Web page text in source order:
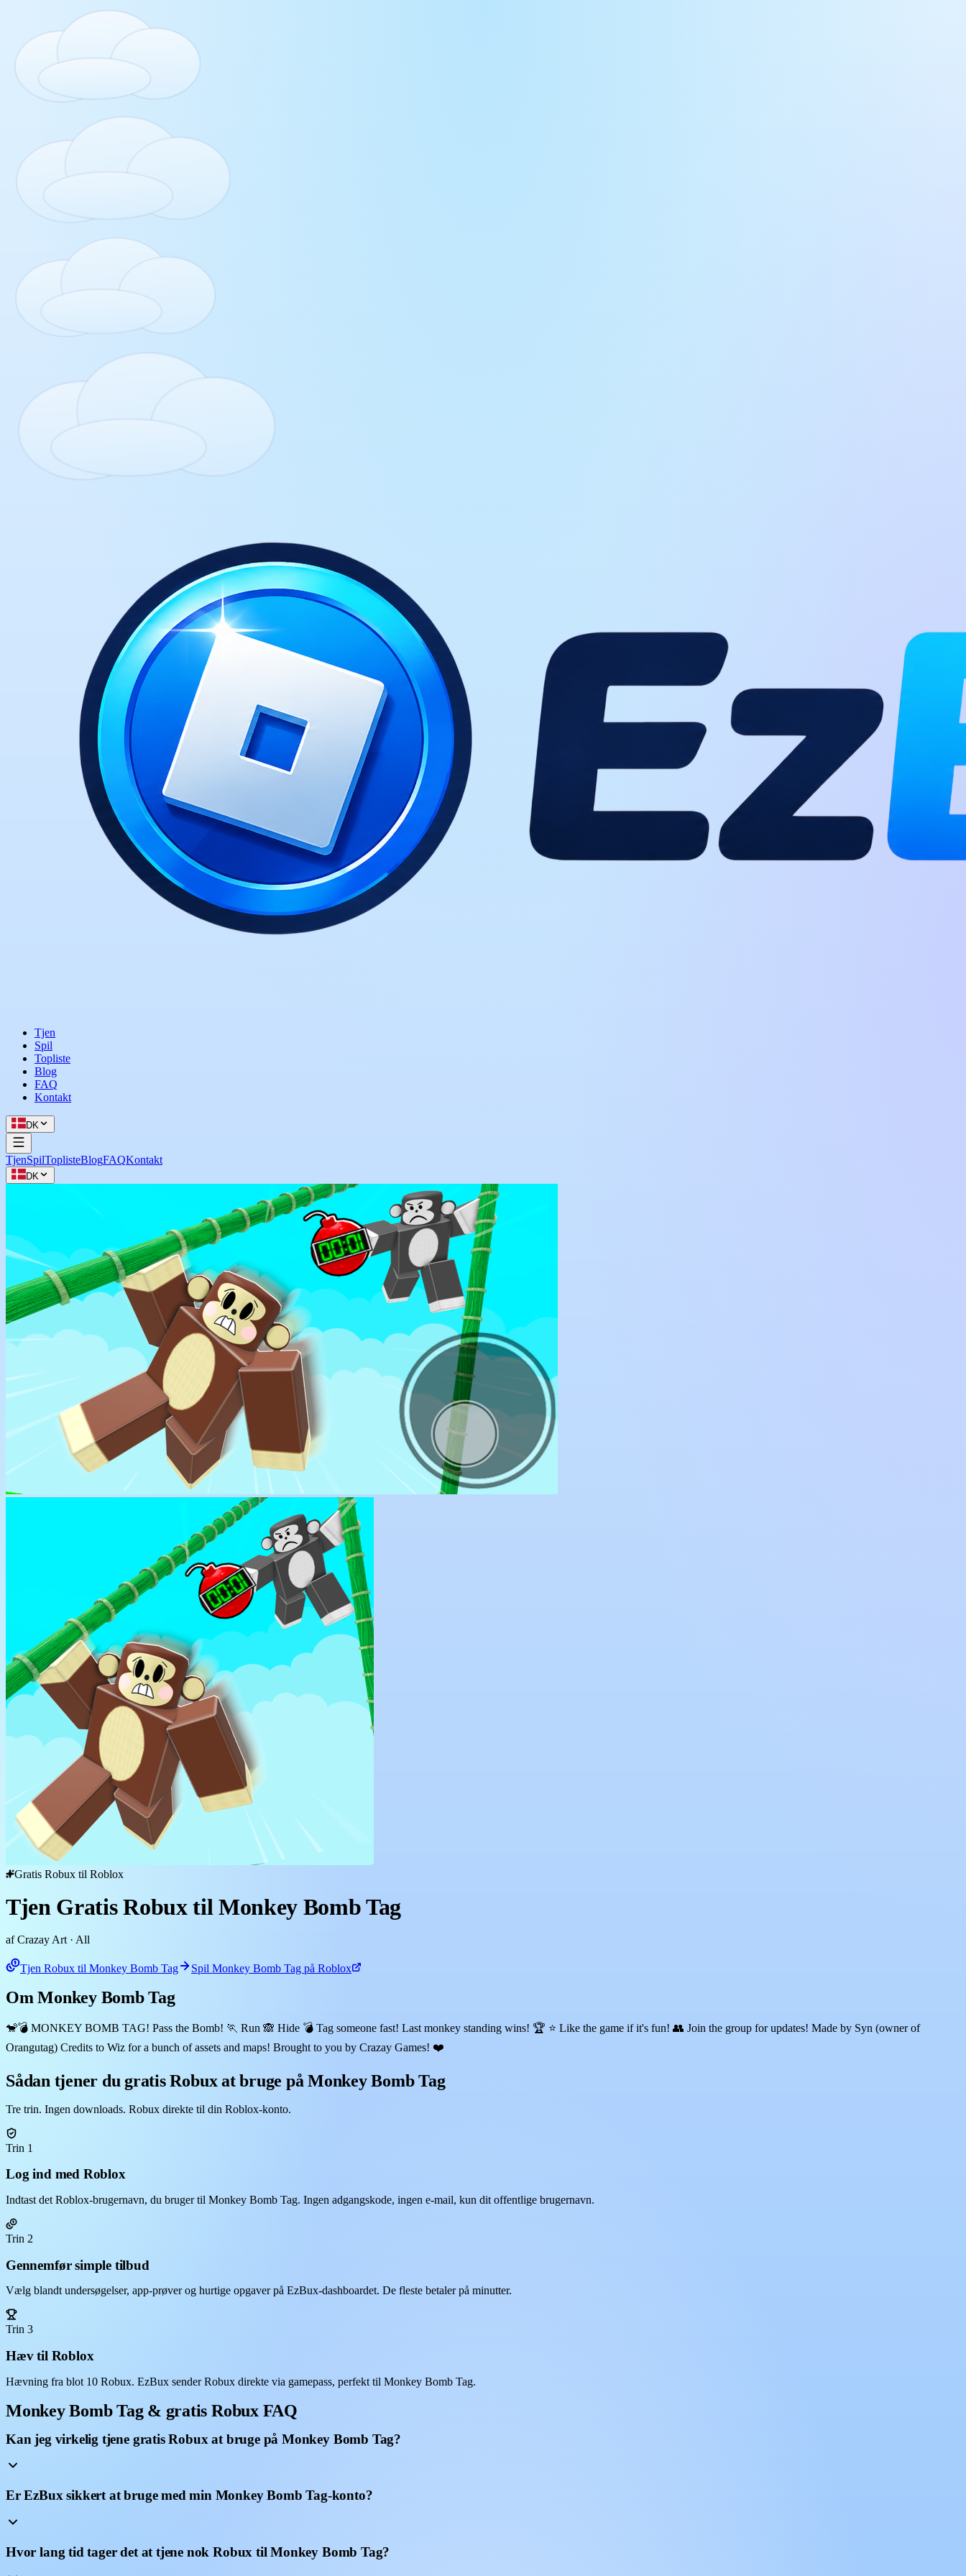
Tjen
Spil
Topliste
Blog
FAQ
Kontakt
DK
TjenSpilToplisteBlogFAQKontakt
DK
Gratis Robux til Roblox
Tjen Gratis Robux til Monkey Bomb Tag
af Crazay Art · All
Tjen Robux til Monkey Bomb Tag Spil Monkey Bomb Tag på Roblox
Om Monkey Bomb Tag
🐒💣 MONKEY BOMB TAG! Pass the Bomb! 🏃 Run 🙈 Hide 💣 Tag someone fast! Last monkey standing wins! 🏆 ⭐ Like the game if it's fun! 👥 Join the group for updates! Made by Syn (owner of
Orangutag) Credits to Wiz for a bunch of assets and maps! Brought to you by Crazay Games! ❤️
Sådan tjener du gratis Robux at bruge på Monkey Bomb Tag
Tre trin. Ingen downloads. Robux direkte til din Roblox-konto.
Trin 1
Log ind med Roblox
Indtast det Roblox-brugernavn, du bruger til Monkey Bomb Tag. Ingen adgangskode, ingen e-mail, kun dit offentlige brugernavn.
Trin 2
Gennemfør simple tilbud
Vælg blandt undersøgelser, app-prøver og hurtige opgaver på EzBux-dashboardet. De fleste betaler på minutter.
Trin 3
Hæv til Roblox
Hævning fra blot 10 Robux. EzBux sender Robux direkte via gamepass, perfekt til Monkey Bomb Tag.
Monkey Bomb Tag & gratis Robux FAQ
Kan jeg virkelig tjene gratis Robux at bruge på Monkey Bomb Tag?
Er EzBux sikkert at bruge med min Monkey Bomb Tag-konto?
Hvor lang tid tager det at tjene nok Robux til Monkey Bomb Tag?